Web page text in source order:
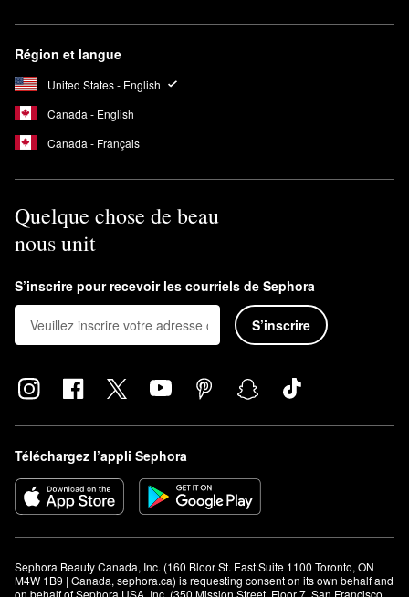
Région et langue
United States - English
Canada - English
Canada - Français
Quelque chose de beau
nous unit
S’inscrire pour recevoir les courriels de Sephora
S’inscrire
Téléchargez l’appli Sephora
Sephora Beauty Canada, Inc. (160 Bloor St. East Suite 1100 Toronto, ON
M4W 1B9 | Canada, sephora.ca) is requesting consent on its own behalf and
on behalf of Sephora USA, Inc. (350 Mission Street, Floor 7, San Francisco,